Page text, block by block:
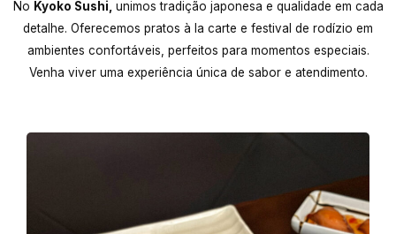
No Kyoko Sushi,unimos tradição japonesa e qualidade em cada
detalhe. Oferecemos pratos à la carte e festival de rodízio em
ambientes confortáveis, perfeitos para momentos especiais.
Venha viver uma experiência única de sabor e atendimento.